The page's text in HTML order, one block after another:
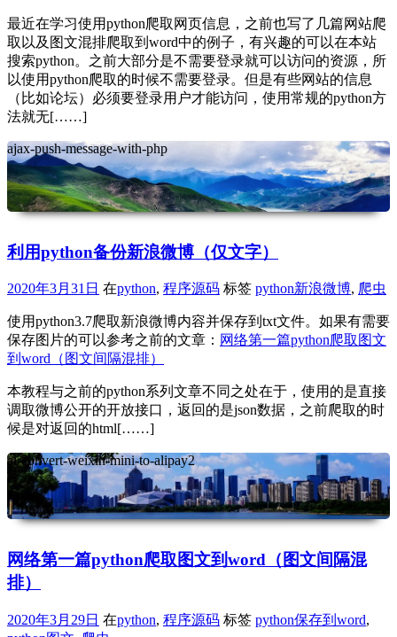
最近在学习使用python爬取网页信息，之前也写了几篇网站爬
取以及图文混排爬取到word中的例子，有兴趣的可以在本站
搜索python。之前大部分是不需要登录就可以访问的资源，所
以使用python爬取的时候不需要登录。但是有些网站的信息
（比如论坛）必须要登录用户才能访问，使用常规的python方
法就无[……]
ajax-push-message-with-php
利用python备份新浪微博（仅文字）
2020年3月31日 在python, 程序源码 标签 python新浪微博, 爬虫
使用python3.7爬取新浪微博内容并保存到txt文件。如果有需要
保存图片的可以参考之前的文章： 网络第一篇python爬取图文
到word（图文间隔混排）
本教程与之前的python系列文章不同之处在于，使用的是直接
调取微博公开的开放接口，返回的是json数据，之前爬取的时
候是对返回的html[……]
ai-convert-weixin-mini-to-alipay2
网络第一篇python爬取图文到word（图文间隔混
排）
2020年3月29日 在python, 程序源码 标签 python保存到word,